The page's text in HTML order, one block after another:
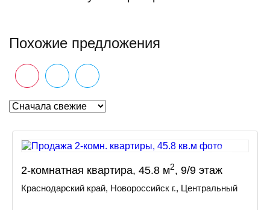
Похожие предложения
2-комнатная квартира, 45.8 м2, 9/9 этаж
Краснодарский край, Новороссийск г., Центральный